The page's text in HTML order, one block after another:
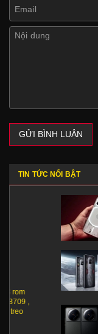
GỬI BÌNH LUẬN
TIN TỨC NỔI BẬT